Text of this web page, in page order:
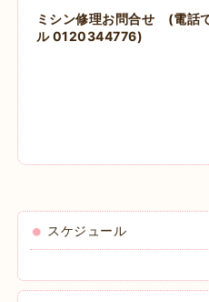
ミシン修理お問合せ
(電話
ル 0120344776)
スケジュール